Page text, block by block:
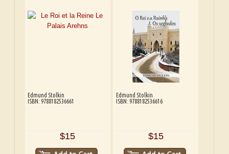
Edmund Stolkin
ISBN: 9788182536661
$15
Edmund Stolkin
ISBN: 9788182536616
$15